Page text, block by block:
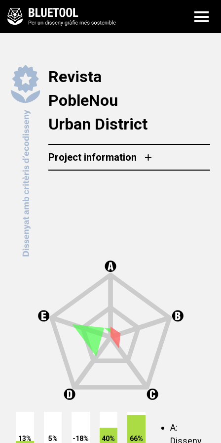
Revista
PobleNou
Urban District
Project information
13% 5% -18% 40% 66%
A:
Disseny